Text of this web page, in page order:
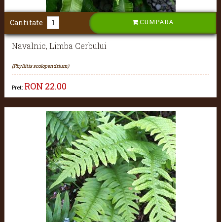
Navalnic, Limba Cerbului
(Phyllitis scolopendrium)
Pret: RON 22.00
Cantitate CUMPARA